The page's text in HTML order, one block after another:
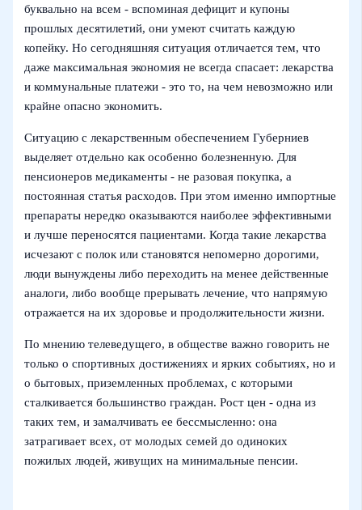
буквально на всем - вспоминая дефицит и купоны
прошлых десятилетий, они умеют считать каждую
копейку. Но сегодняшняя ситуация отличается тем, что
даже максимальная экономия не всегда спасает: лекарства
и коммунальные платежи - это то, на чем невозможно или
крайне опасно экономить.
Ситуацию с лекарственным обеспечением Губерниев
выделяет отдельно как особенно болезненную. Для
пенсионеров медикаменты - не разовая покупка, а
постоянная статья расходов. При этом именно импортные
препараты нередко оказываются наиболее эффективными
и лучше переносятся пациентами. Когда такие лекарства
исчезают с полок или становятся непомерно дорогими,
люди вынуждены либо переходить на менее действенные
аналоги, либо вообще прерывать лечение, что напрямую
отражается на их здоровье и продолжительности жизни.
По мнению телеведущего, в обществе важно говорить не
только о спортивных достижениях и ярких событиях, но и
о бытовых, приземленных проблемах, с которыми
сталкивается большинство граждан. Рост цен - одна из
таких тем, и замалчивать ее бессмысленно: она
затрагивает всех, от молодых семей до одиноких
пожилых людей, живущих на минимальные пенсии.